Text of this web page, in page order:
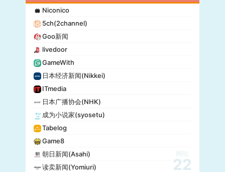
Niconico
5ch(2channel)
Goo新闻
livedoor
GameWith
日本经济新闻(Nikkei)
ITmedia
日本广播协会(NHK)
成为小说家(syosetu)
Tabelog
Game8
朝日新闻(Asahi)
读卖新闻(Yomiuri)
网站
22